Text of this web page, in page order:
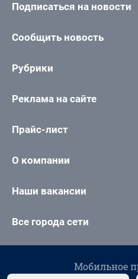
Подписаться на новости
Сообщить новость
Рубрики
Реклама на сайте
Прайс-лист
О компании
Наши вакансии
Все города сети
Мобильное